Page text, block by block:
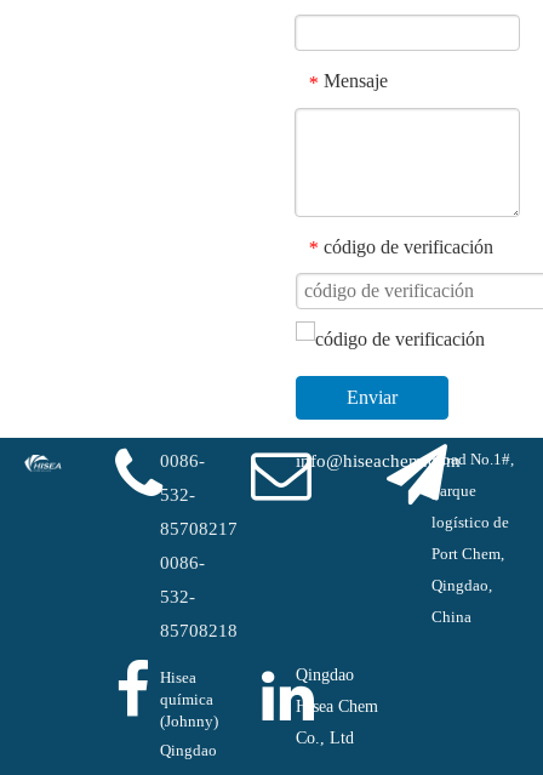
* Mensaje
* código de verificación
Enviar
0086-
532-
85708217
0086-
532-
85708218
info@hiseachem.comRoad No.1#,
parque
logístico de
Port Chem,
Qingdao,
China
Hisea
química
(Johnny)
Qingdao
Qingdao
Hisea Chem
Co., Ltd